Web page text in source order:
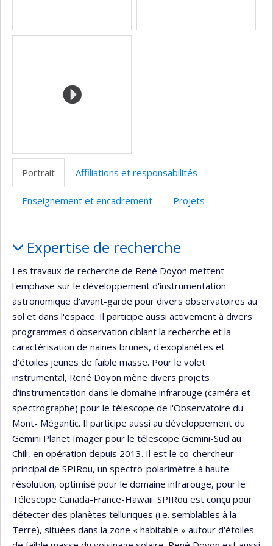
Portrait Affiliations et responsabilités
Enseignement et encadrement Projets
Expertise de recherche
Les travaux de recherche de René Doyon mettent
l'emphase sur le développement d'instrumentation
astronomique d'avant-garde pour divers observatoires au
sol et dans l'espace. Il participe aussi activement à divers
programmes d'observation ciblant la recherche et la
caractérisation de naines brunes, d'exoplanètes et
d'étoiles jeunes de faible masse. Pour le volet
instrumental, René Doyon mène divers projets
d'instrumentation dans le domaine infrarouge (caméra et
spectrographe) pour le télescope de l'Observatoire du
Mont- Mégantic. Il participe aussi au développement du
Gemini Planet Imager pour le télescope Gemini-Sud au
Chili, en opération depuis 2013. Il est le co-chercheur
principal de SPIRou, un spectro-polarimètre à haute
résolution, optimisé pour le domaine infrarouge, pour le
Télescope Canada-France-Hawaii. SPIRou est conçu pour
détecter des planètes telluriques (i.e. semblables à la
Terre), situées dans la zone « habitable » autour d'étoiles